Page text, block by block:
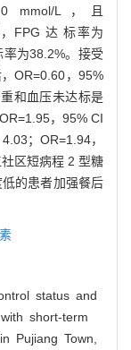
mmol/L，且
FPG 达 标率为
为38.2%。接受
OR=0.60，95%
和血压未达标是
，95% CI
；OR=1.94，
区短病程 2 型糖
的患者加强餐后
status and
short-term
Town,